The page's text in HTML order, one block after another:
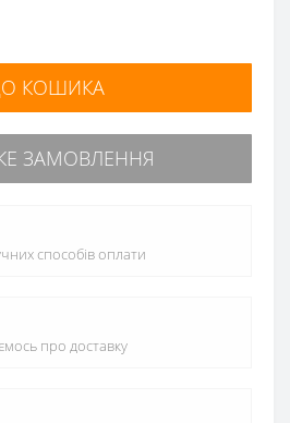
КОШИКА
ЗАМОВЛЕННЯ
способів оплати
про доставку